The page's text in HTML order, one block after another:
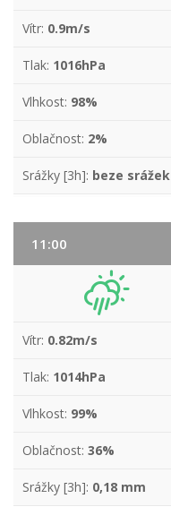
Vítr: 0.9m/s
Tlak: 1016hPa
Vlhkost: 98%
Oblačnost: 2%
Srážky [3h]: beze srážek
11:00
Vítr: 0.82m/s
Tlak: 1014hPa
Vlhkost: 99%
Oblačnost: 36%
Srážky [3h]: 0,18 mm